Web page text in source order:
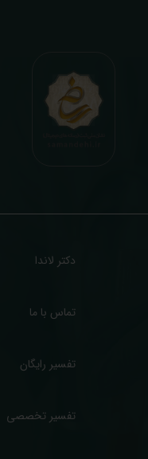
بیمه ها، افزایش تمایل افراد به
و شخصی سازی شده) میگردد. تا
پیشرفته (دیر و زود داره
آنلاین به نتایج هیچ یک از
با درخواست و ارسال خود کاربر
دکتر لاندا
تفسیر تخصصی
تفسیر رایگان
تماس با ما